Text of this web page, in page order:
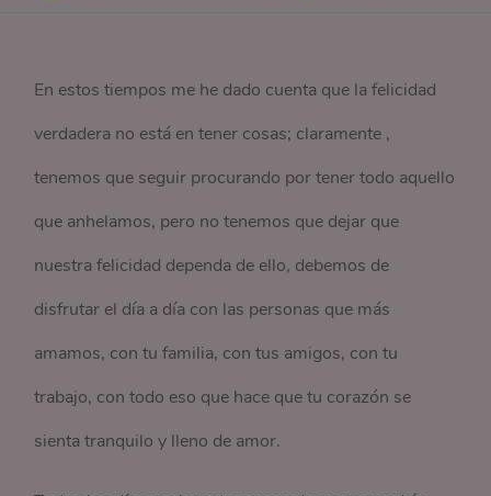
En estos tiempos me he dado cuenta que la felicidad
verdadera no está en tener cosas; claramente ,
tenemos que seguir procurando por tener todo aquello
que anhelamos, pero no tenemos que dejar que
nuestra felicidad dependa de ello, debemos de
disfrutar el día a día con las personas que más
amamos, con tu familia, con tus amigos, con tu
trabajo, con todo eso que hace que tu corazón se
sienta tranquilo y lleno de amor.